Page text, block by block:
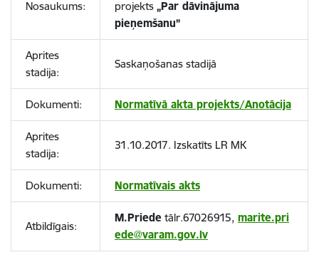
Nosaukums: projekts „Par dāvinājuma
pieņemšanu”
Aprites
stadija:
Saskaņošanas stadijā
Dokumenti: Normatīvā akta projekts/Anotācija
Aprites
stadija:
31.10.2017. Izskatīts LR MK
Dokumenti: Normatīvais akts
Atbildīgais:
M.Priede tālr.67026915, marite.pri
ede@varam.gov.lv